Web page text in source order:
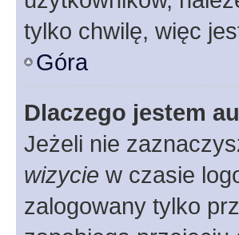
tylko chwilę, więc
Góra
Dlaczego jestem
Jeżeli nie
wizycie w czasie
zalogowany tylko